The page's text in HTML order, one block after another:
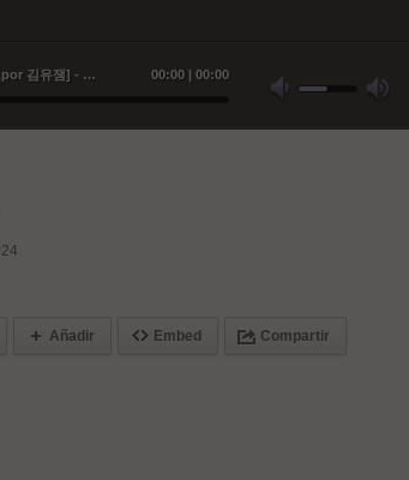
Thirsty (aespa cover) [Producido por 김유잼] - Detox 00:00 | 00:00
Añadir Embed Compartir